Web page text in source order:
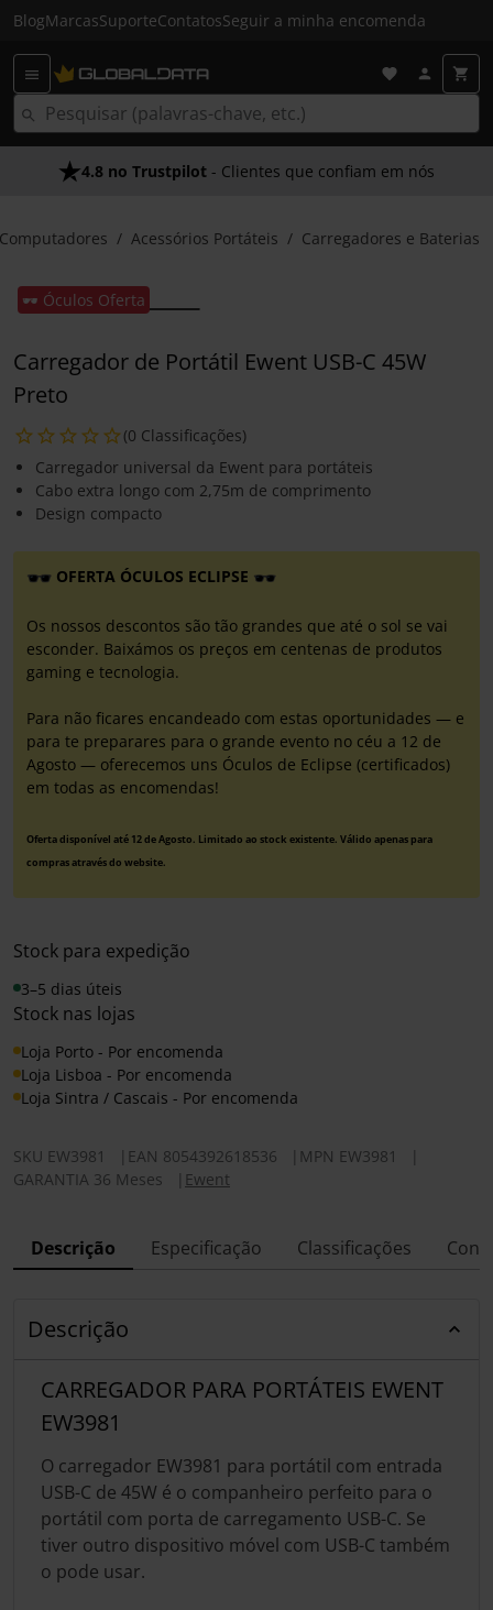
BlogMarcasSuporteContatosSeguir a minha encomenda
4.8 no Trustpilot - Clientes que confiam em nós
Computadores Acessórios Portáteis Carregadores e Baterias
🕶️ Óculos Oferta
Carregador de Portátil Ewent USB-C 45W
Preto
(0 Classificações)
Carregador universal da Ewent para portáteis
Cabo extra longo com 2,75m de comprimento
Design compacto
OFERTA ÓCULOS ECLIPSE
Os nossos descontos são tão grandes que até o sol se vai
esconder. Baixámos os preços em centenas de produtos
gaming e tecnologia.
Para não ficares encandeado com estas oportunidades — e
para te preparares para o grande evento no céu a 12 de
Agosto — oferecemos uns Óculos de Eclipse (certificados)
em todas as encomendas!
Oferta disponível até 12 de Agosto. Limitado ao stock existente. Válido apenas para
compras através do website.
Stock para expedição
3–5 dias úteis
Stock nas lojas
Loja Porto - Por encomenda
Loja Lisboa - Por encomenda
Loja Sintra / Cascais - Por encomenda
SKU EW3981 EAN 8054392618536 MPN EW3981
GARANTIA 36 Meses
Ewent
Descrição Especificação Classificações
Descrição
CARREGADOR PARA PORTÁTEIS EWENT
EW3981
O carregador EW3981 para portátil com entrada
USB-C de 45W é o companheiro perfeito para o
portátil com porta de carregamento USB-C. Se
tiver outro dispositivo móvel com USB-C também
o pode usar.